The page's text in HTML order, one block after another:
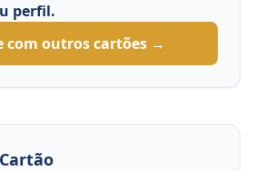
perfil.
com outros cartões →